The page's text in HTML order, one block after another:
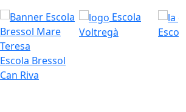
Escola Bressol
Can Riva
Escola
Voltregà